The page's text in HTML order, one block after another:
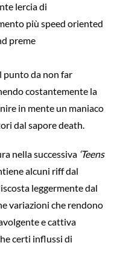
lercia di
più speed oriented
preme
punto da non far
costantemente la
in mente un maniaco
dal sapore death.
nella successiva ‘Teens
alcuni riff dal
leggermente dal
variazioni che rendono
e cattiva
certi influssi di